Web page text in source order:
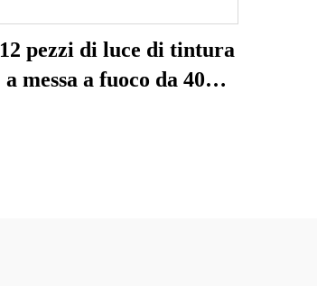
12 pezzi di luce di tintura
a messa a fuoco da 40W